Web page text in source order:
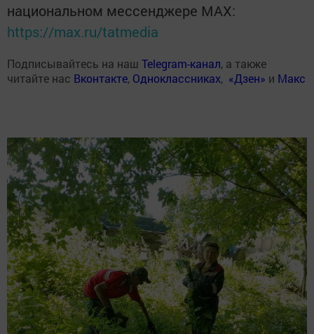
национальном мессенджере MАХ:
https://max.ru/tatmedia
Подписывайтесь на наш Telegram-канал, а также
читайте нас Вконтакте, Одноклассниках, «Дзен» и Макс